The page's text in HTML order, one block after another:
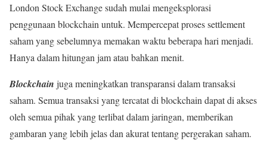
London Stock Exchange sudah mulai mengeksplorasi
penggunaan blockchain untuk. Mempercepat proses settlement
saham yang sebelumnya memakan waktu beberapa hari menjadi.
Hanya dalam hitungan jam atau bahkan menit.
Blockchain juga meningkatkan transparansi dalam transaksi
saham. Semua transaksi yang tercatat di blockchain dapat di akses
oleh semua pihak yang terlibat dalam jaringan, memberikan
gambaran yang lebih jelas dan akurat tentang pergerakan saham.